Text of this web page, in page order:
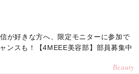
が好きな方へ、限定モニターに参加で
ンスも！【4MEEE美容部】部員募集中
Beauty